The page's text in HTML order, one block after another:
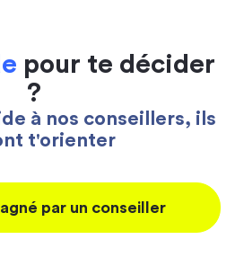
pour te décider
?
à nos conseillers, ils
t'orienter
par un conseiller